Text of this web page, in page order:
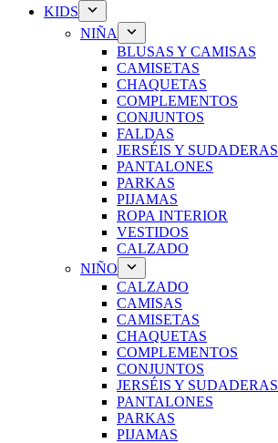
KIDS
NIÑA
BLUSAS Y CAMISAS
CAMISETAS
CHAQUETAS
COMPLEMENTOS
CONJUNTOS
FALDAS
JERSÉIS Y SUDADERAS
PANTALONES
PARKAS
PIJAMAS
ROPA INTERIOR
VESTIDOS
CALZADO
NIÑO
CALZADO
CAMISAS
CAMISETAS
CHAQUETAS
COMPLEMENTOS
CONJUNTOS
JERSÉIS Y SUDADERAS
PANTALONES
PARKAS
PIJAMAS